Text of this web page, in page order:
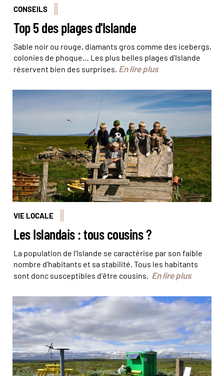
CONSEILS
Top 5 des plages d'Islande
Sable noir ou rouge, diamants gros comme des icebergs,
colonies de phoque… Les plus belles plages d'Islande
réservent bien des surprises. En lire plus
Enfants de l'île Flatey dans les fjords de l'Ouest © Agust
VIE LOCALE
Les Islandais : tous cousins ?
La population de l'Islande se caractérise par son faible
nombre d'habitants et sa stabilité. Tous les habitants
sont donc susceptibles d'être cousins. En lire plus
L'autre petite maison dans la prairie © Frédéric Botton